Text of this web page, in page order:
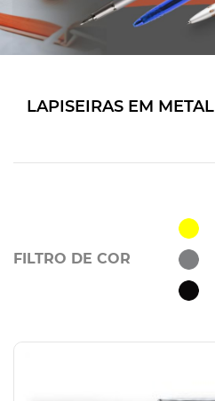
LAPISEIRAS EM METAL
FILTRO DE COR